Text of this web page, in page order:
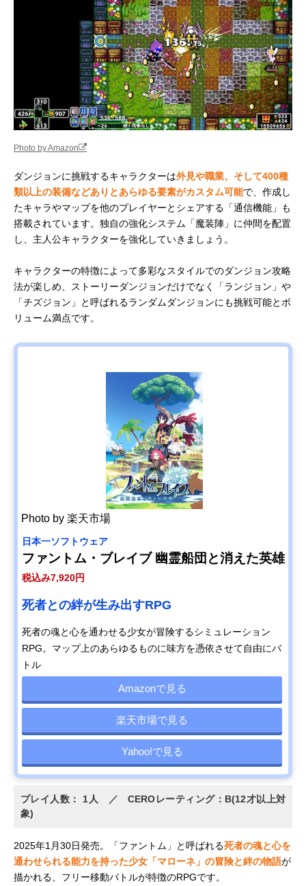
Photo by Amazon
ダンジョンに挑戦するキャラクターは外見や職業、そして400種
類以上の装備などありとあらゆる要素がカスタム可能で、作成し
たキャラやマップを他のプレイヤーとシェアする「通信機能」も
搭載されています。独自の強化システム「魔装陣」に仲間を配置
し、主人公キャラクターを強化していきましょう。
キャラクターの特徴によって多彩なスタイルでのダンジョン攻略
法が楽しめ、ストーリーダンジョンだけでなく「ランジョン」や
「チズジョン」と呼ばれるランダムダンジョンにも挑戦可能とボ
リューム満点です。
Photo by 楽天市場
日本一ソフトウェア
ファントム・ブレイブ 幽霊船団と消えた英雄
税込み7,920円
死者との絆が生み出すRPG
死者の魂と心を通わせる少女が冒険するシミュレーション
RPG。マップ上のあらゆるものに味方を憑依させて自由にバ
トル
Amazonで見る
楽天市場で見る
Yahoo!で見る
プレイ人数： 1人 ／ CEROレーティング：B(12才以上対
象)
2025年1月30日発売。「ファントム」と呼ばれる死者の魂と心を
通わせられる能力を持った少女「マローネ」の冒険と絆の物語が
描かれる、フリー移動バトルが特徴のRPGです。